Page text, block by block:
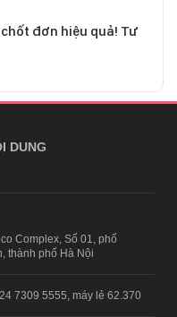
đơn hiệu quả! Tư
DUNG
Complex, Số 01, phố
thành phố Hà Nội
7309 5555, máy lẻ 62.370